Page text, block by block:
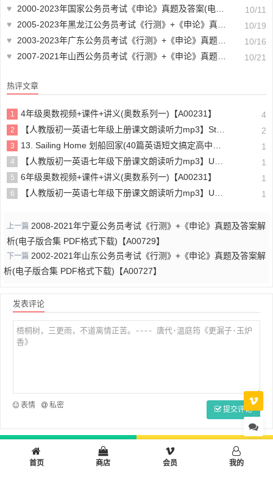
♥ 2000-2023年国家公务员考试《申论》真题及答案(电子版合集 PDF格式下载)【A00756】
10/11
♥ 2005-2023年黑龙江公务员考试《行测》+《申论》真题及答案解析(电子版合集 PDF格式下载)【A00744】
10/19
♥ 2003-2023年广东公务员考试《行测》+《申论》真题及答案解析(电子版合集 PDF格式下载)【A00750】
10/16
♥ 2007-2021年山西公务员考试《行测》+《申论》真题及答案解析(电子版合集 PDF格式下载)【A00726】 10/21
热评文章
1 4年级奥数视频+课件+讲义(奥数系列一)【A00231】 4
2 【人教版初一英语七年级上册课文朗读听力mp3】Starter unit 1 Good morning! 2
3 13. Sailing Home 划船回家(40篇英语短文搞定高中高考3500个单词) 1
4 【人教版初一英语七年级下册课文朗读听力mp3】Unit 4 1
5 6年级奥数视频+课件+讲义(奥数系列一)【A00231】 1
6 【人教版初一英语七年级下册课文朗读听力mp3】Unit 6 1
上一篇 2008-2021年宁夏公务员考试《行测》+《申论》真题及答案解
析(电子版合集 PDF格式下载)【A00729】
下一篇 2002-2021年山东公务员考试《行测》+《申论》真题及答案解
析(电子版合集 PDF格式下载)【A00727】
发表评论
表情 私密 提交评论
首页 高中 多彩生活
工作学习
首页 商店 会员 我的